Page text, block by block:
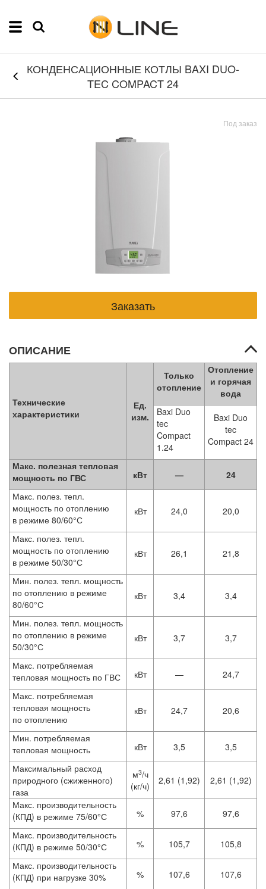
КОНДЕНСАЦИОННЫЕ КОТЛЫ BAXI DUO-
TEC COMPACT 24
Под заказ
ОПИСАНИЕ
Технические
характеристики
Ед.
изм.
Только
отопление
Отопление
и горячая
вода
Baxi Duo
tec
Compact
1.24
Baxi Duo
tec
Compact 24
Макс. полезная тепловая
мощность по ГВС
кВт —
24
Макс. полез. тепл.
мощность по отоплению
в режиме 80/60°С
кВт 24,0 20,0
Макс. полез. тепл.
мощность по отоплению
в режиме 50/30°С
кВт 26,1 21,8
Мин. полез. тепл. мощность
по отоплению в режиме
80/60°С
кВт 3,4 3,4
Мин. полез. тепл. мощность
по отоплению в режиме
50/30°С
кВт 3,7 3,7
Макс. потребляемая
тепловая мощность по ГВС
кВт —
24,7
Макс. потребляемая
тепловая мощность
по отоплению
кВт 24,7 20,6
Мин. потребляемая
тепловая мощность
кВт 3,5
3,5
Максимальный расход
природного (сжиженного)
газа
м3/ч
(кг/ч)
2,61 (1,92) 2,61 (1,92)
Макс. производительность
(КПД) в режиме 75/60°С
% 97,6
97,6
Макс. производительность
(КПД) в режиме 50/30°С
% 105,7
105,8
Макс. производительность
(КПД) при нагрузке 30%
% 107,6
107,6